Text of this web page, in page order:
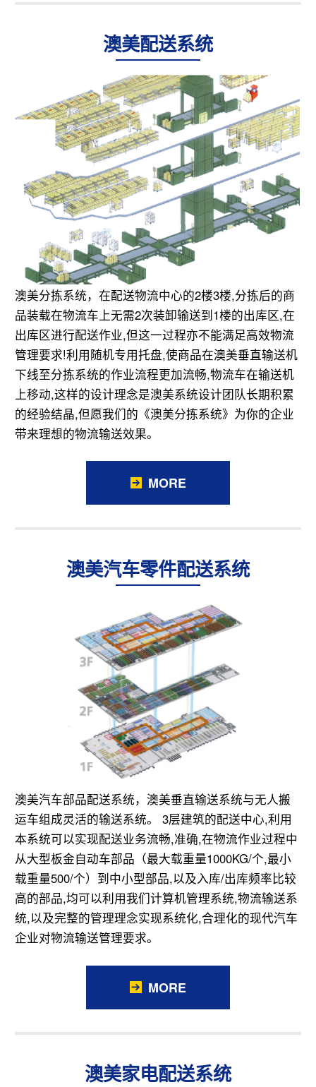
澳美配送系统
澳美分拣系统，在配送物流中心的2楼3楼,分拣后的商
品装载在物流车上无需2次装卸输送到1楼的出库区,在
出库区进行配送作业,但这一过程亦不能满足高效物流
管理要求!利用随机专用托盘,使商品在澳美垂直输送机
下线至分拣系统的作业流程更加流畅,物流车在输送机
上移动,这样的设计理念是澳美系统设计团队长期积累
的经验结晶,但愿我们的《澳美分拣系统》为你的企业
带来理想的物流输送效果。
MORE
澳美汽车零件配送系统
澳美汽车部品配送系统，澳美垂直输送系统与无人搬
运车组成灵活的输送系统。 3层建筑的配送中心,利用
本系统可以实现配送业务流畅,准确,在物流作业过程中
从大型板金自动车部品（最大载重量1000KG/个,最小
载重量500/个）到中小型部品,以及入库/出库频率比较
高的部品,均可以利用我们计算机管理系统,物流输送系
统,以及完整的管理理念实现系统化,合理化的现代汽车
企业对物流输送管理要求。
MORE
澳美家电配送系统